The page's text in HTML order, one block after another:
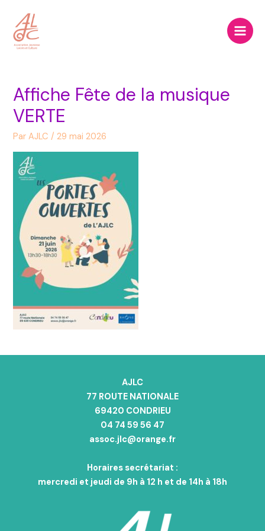
contenu
Affiche Fête de la musique
VERTE
ParAJLC/29 mai 2026
AJLC
77 ROUTE NATIONALE
69420 CONDRIEU
04 74 59 56 47
assoc.jlc@orange.fr
Horaires secrétariat :
mercredi et jeudi de 9h à 12 h et de 14h à 18h